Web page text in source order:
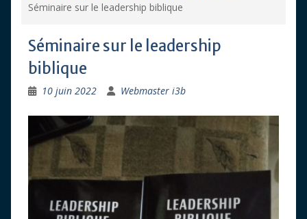
Séminaire sur le leadership biblique
Séminaire sur le leadership
biblique
10 juin 2022 Webmaster i3b